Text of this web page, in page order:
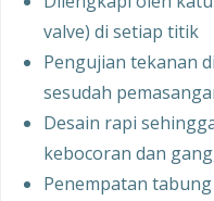
valve) di setiap titik
Pengujian tekanan
sesudah
Desain rapi
kebocoran dan
Penempatan